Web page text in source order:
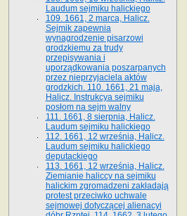
Laudum sejmiku halickiego
109. 1661, 2 marca, Halicz.
Sejmik zapewnia
wynagrodzenie pisarzowi
grodzkiemu za trudy
przepisywania i
uporządkowania poszarpanych
przez nieprzyjaciela aktów
grodzkich. 110. 1661, 21 maja,
Halicz. Instrukcya sejmiku
posłom na sejm walny
111. 1661, 8 sierpnia, Halicz.
Laudum sejmiku halickiego
112. 1661, 12 września, Halicz.
Laudum sejmiku halickiego
deputackiego
113. 1661, 12 września, Halicz.
Ziemianie haliccy na sejmiku
halickim zgromadzeni zakładają
protest przeciwko uchwale
sejmowej dotyczącej alienacyi